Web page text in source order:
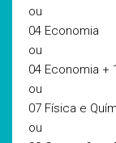
ou
04 Economia
ou
04 Economia +
ou
07 Física e
ou